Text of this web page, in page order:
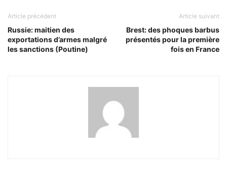
Article précédent
Russie: maitien des
exportations d’armes malgré
les sanctions (Poutine)
Article suivant
Brest: des phoques barbus
présentés pour la première
fois en France